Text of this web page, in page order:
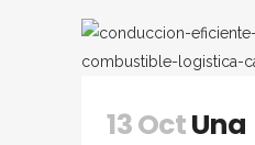
13 OctUna